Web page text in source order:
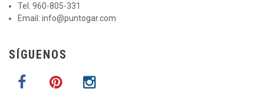
Tel. 960-805-331
Email: info@puntogar.com
SÍGUENOS